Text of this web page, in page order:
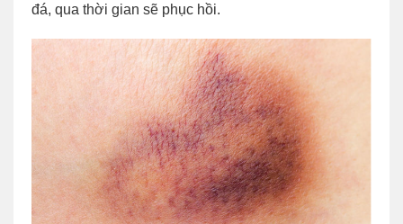
đá, qua thời gian sẽ phục hồi.